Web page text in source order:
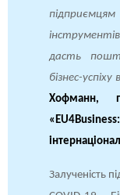
дасть
бізнес-
Хофманн,
Залученість